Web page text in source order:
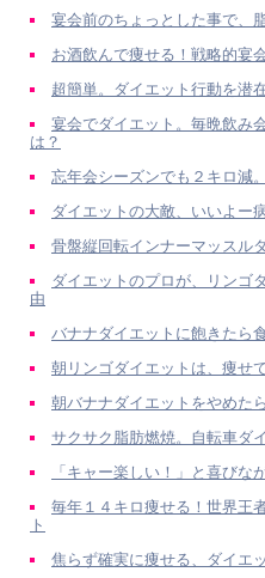
宴会前のちょっとした事で、
お酒飲んで痩せる！戦略的宴
超簡単。ダイエット行動を潜
宴会でダイエット。毎晩飲み
は？
忘年会シーズンでも２キロ減
ダイエットの大敵、いいよー
骨盤縦回転インナーマッスル
ダイエットのプロが、リンゴ
由
バナナダイエットに飽きたら
朝リンゴダイエットは、痩せ
朝バナナダイエットをやめた
サクサク脂肪燃焼。自転車ダ
「キャー楽しい！」と喜びな
毎年１４キロ痩せる！世界王
ト
焦らず確実に痩せる、ダイエ